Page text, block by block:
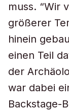
muss. “Wir
größerer
hinein
einen Teil
der
war dabei
Backstage-